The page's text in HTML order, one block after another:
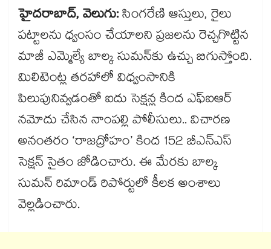
హైదరాబాద్‌‌, వెలుగు:సింగరేణి ఆస్తులు, రైలు
పట్టాలను ధ్వంసం చేయాలని ప్రజలను రెచ్చగొట్టిన
మాజీ ఎమ్మెల్యే బాల్క సుమన్‌‌కు ఉచ్చు బిగుస్తోంది.
మిలిటెంట్ల తరహాలో విధ్వంసానికి
పిలుపునివ్వడంతో ఐదు సెక్షన్ల కింద ఎఫ్‌‌ఐఆర్
నమోదు చేసిన నాంపల్లి పోలీసులు.. విచారణ
అనంతరం ‘రాజద్రోహం’ కింద 152 బీఎన్‌‌ఎస్‌‌
సెక్షన్‌‌ సైతం జోడించారు. ఈ మేరకు బాల్క
సుమన్ రిమాండ్‌‌ రిపోర్టులో కీలక అంశాలు
వెల్లడించారు.